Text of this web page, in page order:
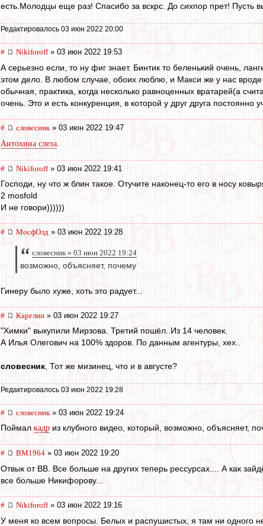
есть.Молодцы еще раз! Спасибо за вскрс. До сихпор прет! Пусть
Редактировалось 03 июн 2022 20:00
# Nikiforoff» 03 июн 2022 19:53
А серьезно если, то ну фиг знает. Бинтик то беленький очень,
этом дело. В любом случае, обоих люблю, и Макси же у нас вроде
обычная, практика, когда несколько равноценных вратарей(а
очень. Это и есть конкуренция, в которой у друг друга постоянно
# словесник» 03 июн 2022 19:47
Антохина слеза
# Nikiforoff» 03 июн 2022 19:41
Господи, ну что ж блин такое. Отучите наконец-то его в носу
2 mosfold
И не говори))))))
# МосфОлд » 03 июн 2022 19:28
словесник » 03 июн 2022 19:24
возможно, объясняет, почему
Гинеру было хуже, хоть это радует...
# Карелин » 03 июн 2022 19:27
"Химки" выкупили Мирзова. Третий пошёл..Из 14 человек.
А Илья Олегович на 100% здоров. По данным агентуры, хех..
словесник, Тот же мизинец, что и в августе?
Редактировалось 03 июн 2022 19:28
# словесник » 03 июн 2022 19:24
Поймал кадр из клубного видео, который, возможно, объясняет,
# BM1964 » 03 июн 2022 19:20
Отвык от ВВ. Все больше на других теперь рессурсах.... А как
все больше Никифорову...
# Nikiforoff» 03 июн 2022 19:16
У меня ко всем вопросы. Белых и распушистых, я там ни одного